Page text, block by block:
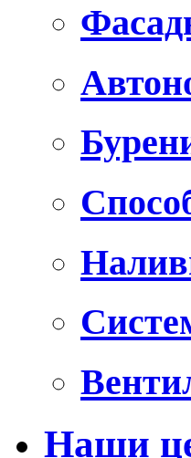
Наши